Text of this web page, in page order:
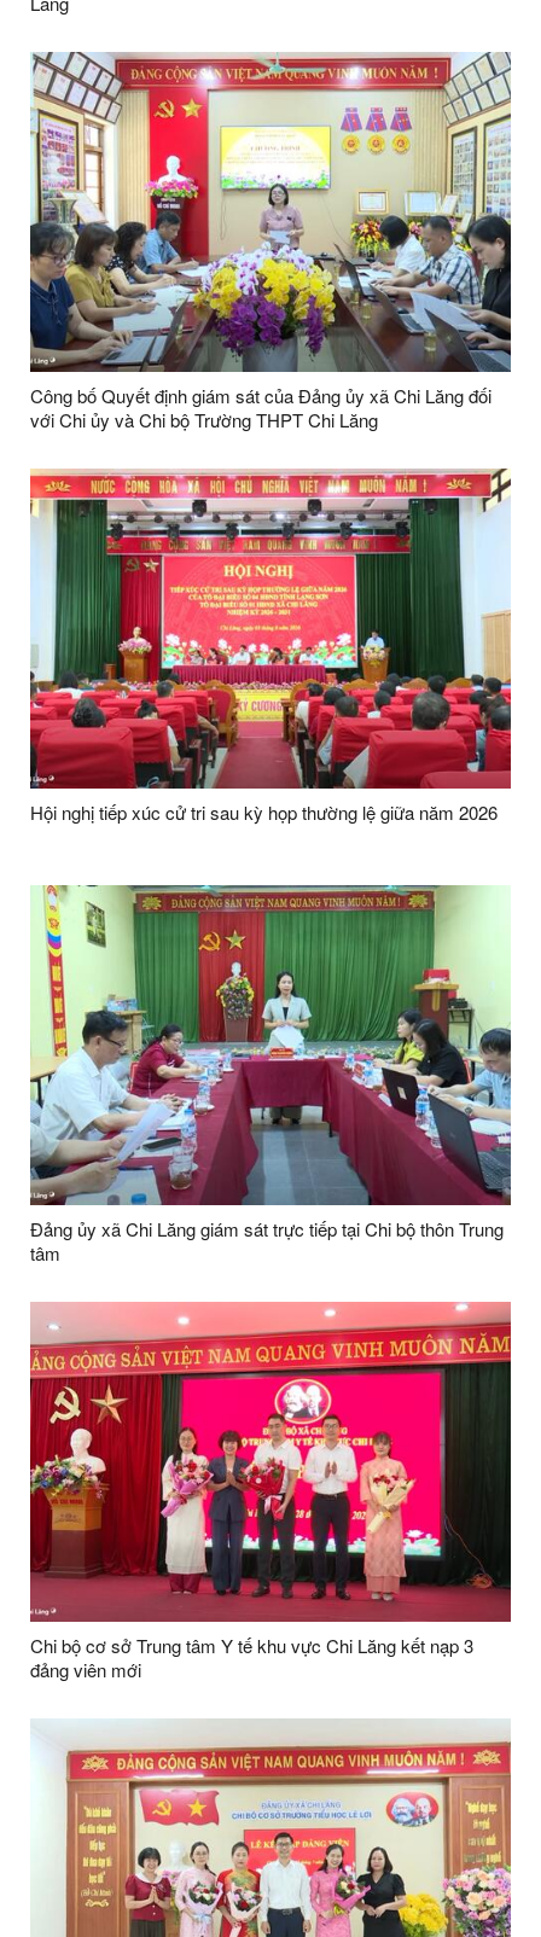
Công bố Quyết định giám sát của Đảng ủy xã Chi Lăng đối
với Chi ủy và Chi bộ Trường THPT Chi Lăng
Hội nghị tiếp xúc cử tri sau kỳ họp thường lệ giữa năm 2026
Đảng ủy xã Chi Lăng giám sát trực tiếp tại Chi bộ thôn Trung
tâm
Chi bộ cơ sở Trung tâm Y tế khu vực Chi Lăng kết nạp 3
đảng viên mới